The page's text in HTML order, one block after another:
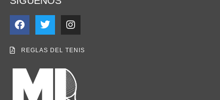
REGLAS DEL TENIS